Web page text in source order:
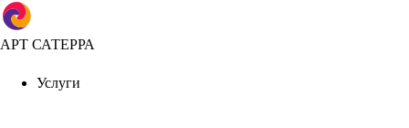
АРТ САТЕРРА
Услуги